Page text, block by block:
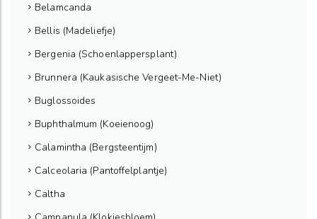
Belamcanda
Bellis (Madeliefje)
Bergenia (Schoenlappersplant)
Brunnera (Kaukasische Vergeet-Me-Niet)
Buglossoides
Buphthalmum (Koeienoog)
Calamintha (Bergsteentijm)
Calceolaria (Pantoffelplantje)
Caltha